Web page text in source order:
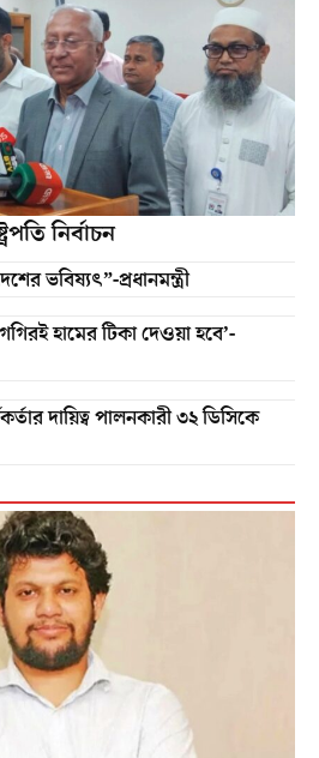
নির্বাচন
ভবিষ্যৎ”-প্রধানমন্ত্রী
হামের টিকা দেওয়া হবে’-
দায়িত্ব পালনকারী ৩২ ডিসিকে